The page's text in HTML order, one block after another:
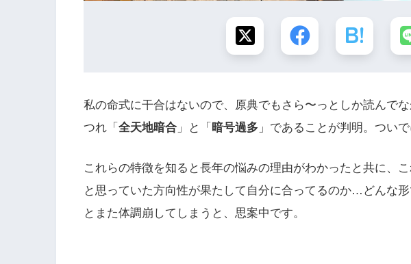
私の命式に干合はないので、原典でもさら〜っとしか読んで
つれ「 全天地暗合 」と「 暗号過多 」であることが判明。つい
これらの特徴を知ると長年の悩みの理由がわかったと共に、
と思っていた方向性が果たして自分に合ってるのか…どんな
とまた体調崩してしまうと、思案中です。